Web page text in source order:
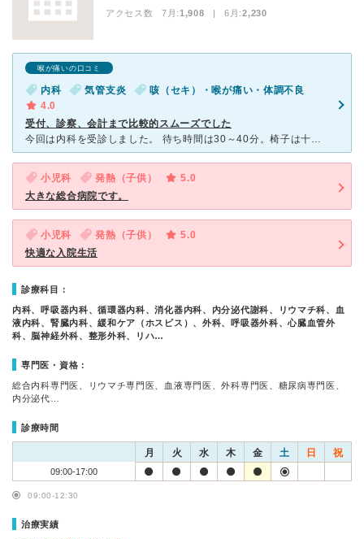
アクセス数 7月:1,908 | 6月:2,230
喉が痛いの口コミ
内科 気管支炎
咳（セキ）・喉が痛い・体調不良
4.0
受付、診察、会計まで比較的スムーズでした
今回は内科を受診しました。 待ち時間は30～40分。椅子は十分に用意されているので 落ち着いて座って待っていられました この病院の医師の応対は丁寧だと思います。 私には毎日服用している薬が
小児科 発熱（子供）
5.0
大きな総合病院です。
小児科 発熱（子供）
5.0
快適な入院生活
診療科目：
内科、呼吸器内科、循環器内科、消化器内科、内分泌代謝科、リウマチ科、血
液内科、腎臓内科、緩和ケア（ホスピス）、外科、呼吸器外科、心臓血管外
科、脳神経外科、整形外科、リハ…
専門医・資格：
総合内科専門医、リウマチ専門医、血液専門医、外科専門医、糖尿病専門医、
内分泌代…
診療時間
月 火 水 木 金 土 日 祝
09:00-17:00
09:00-12:30
治療実績